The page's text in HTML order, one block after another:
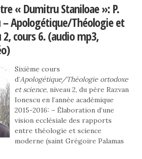
« Dumitru Staniloae »: P.
– Apologétique/Théologie et
2, cours 6. (audio mp3,
Sixième cours
d’Apologétique/Théologie ortodoxe
et science, niveau 2, du père Razvan
Ionescu en l’année académique
2015-2016: – Élaboration d’une
vision ecclésiale des rapports
entre théologie et science
moderne (saint Grégoire Palamas